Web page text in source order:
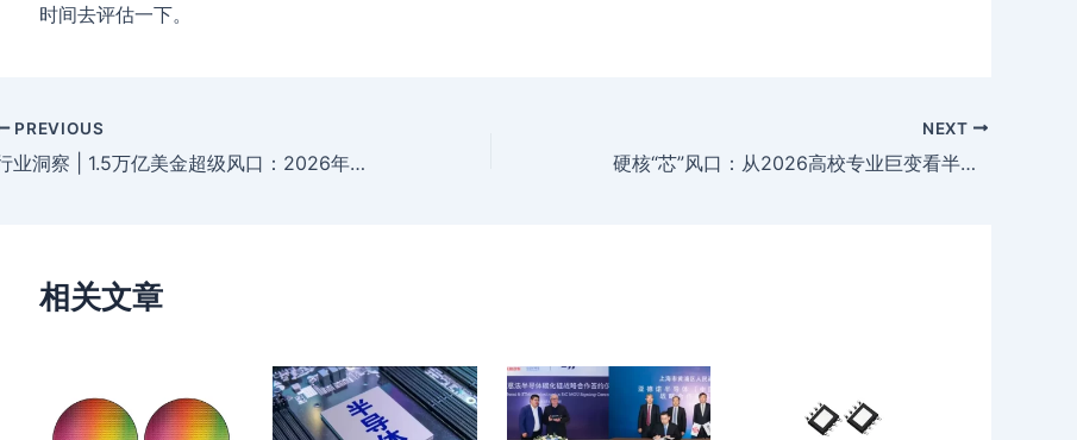
时间去评估一下。
PREVIOUS
行业洞察 | 1.5万亿美金超级风口：2026年半导体行业趋势与供应链机遇深度解析
NEXT
硬核“芯”风口：从2026高校专业巨变看半导体行业的黄金十年
相关文章